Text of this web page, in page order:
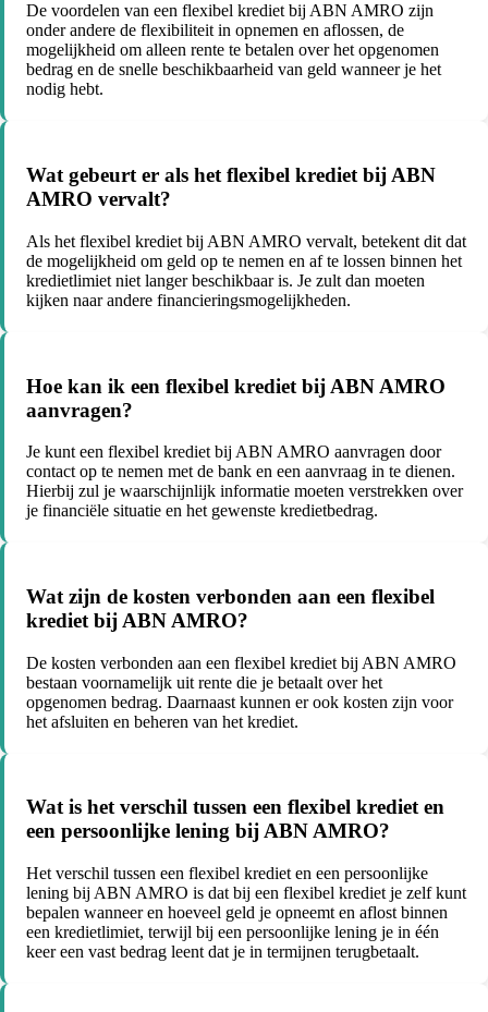
De voordelen van een flexibel krediet bij ABN AMRO zijn
onder andere de flexibiliteit in opnemen en aflossen, de
mogelijkheid om alleen rente te betalen over het opgenomen
bedrag en de snelle beschikbaarheid van geld wanneer je het
nodig hebt.
Wat gebeurt er als het flexibel krediet bij ABN
AMRO vervalt?
Als het flexibel krediet bij ABN AMRO vervalt, betekent dit dat
de mogelijkheid om geld op te nemen en af te lossen binnen het
kredietlimiet niet langer beschikbaar is. Je zult dan moeten
kijken naar andere financieringsmogelijkheden.
Hoe kan ik een flexibel krediet bij ABN AMRO
aanvragen?
Je kunt een flexibel krediet bij ABN AMRO aanvragen door
contact op te nemen met de bank en een aanvraag in te dienen.
Hierbij zul je waarschijnlijk informatie moeten verstrekken over
je financiële situatie en het gewenste kredietbedrag.
Wat zijn de kosten verbonden aan een flexibel
krediet bij ABN AMRO?
De kosten verbonden aan een flexibel krediet bij ABN AMRO
bestaan voornamelijk uit rente die je betaalt over het
opgenomen bedrag. Daarnaast kunnen er ook kosten zijn voor
het afsluiten en beheren van het krediet.
Wat is het verschil tussen een flexibel krediet en
een persoonlijke lening bij ABN AMRO?
Het verschil tussen een flexibel krediet en een persoonlijke
lening bij ABN AMRO is dat bij een flexibel krediet je zelf kunt
bepalen wanneer en hoeveel geld je opneemt en aflost binnen
een kredietlimiet, terwijl bij een persoonlijke lening je in één
keer een vast bedrag leent dat je in termijnen terugbetaalt.